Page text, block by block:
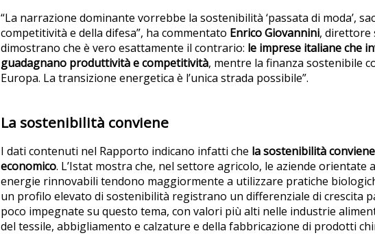
“La narrazione dominante vorrebbe la sostenibilità ‘passata di moda’,
competitività e della difesa”, ha commentato Enrico Giovannini, direttore
dimostrano che è vero esattamente il contrario: le imprese italiane che
guadagnano produttività e competitività, mentre la finanza sostenibile
Europa. La transizione energetica è l’unica strada possibile”.
La sostenibilità conviene
I dati contenuti nel Rapporto indicano infatti che la sostenibilità conviene
economico. L’Istat mostra che, nel settore agricolo, le aziende orientate
energie rinnovabili tendono maggiormente a utilizzare pratiche
un profilo elevato di sostenibilità registrano un differenziale di crescita
poco impegnate su questo tema, con valori più alti nelle industrie
del tessile, abbigliamento e calzature e della fabbricazione di prodotti